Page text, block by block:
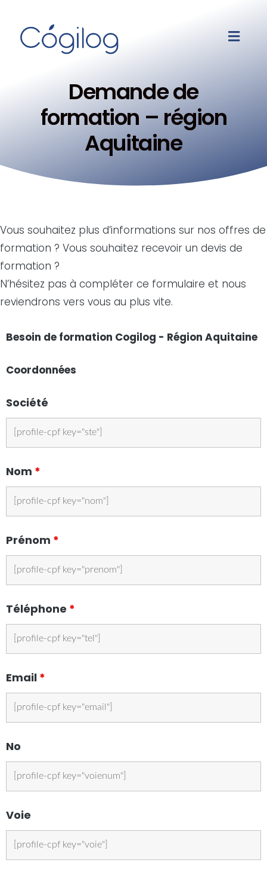
Demande de
formation – région
Aquitaine
Vous souhaitez plus d’informations sur nos offres de
formation ? Vous souhaitez recevoir un devis de
formation ?
N’hésitez pas à compléter ce formulaire et nous
reviendrons vers vous au plus vite.
Besoin de formation Cogilog - Région Aquitaine
Coordonnées
Société
Nom *
Prénom *
Téléphone *
Email *
No
Voie